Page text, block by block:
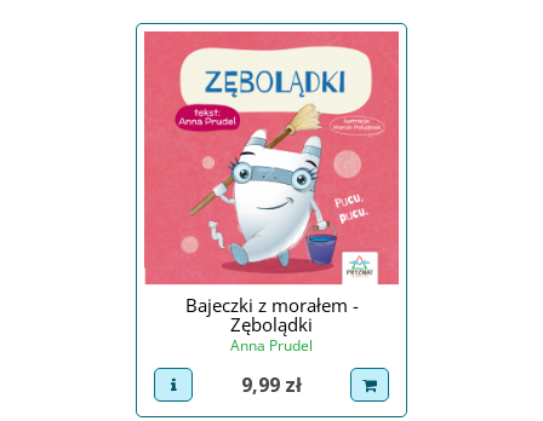
Bajeczki z morałem -
Zębolądki
Anna Prudel
view product
Cena
9,99 zł dodaj do koszyka